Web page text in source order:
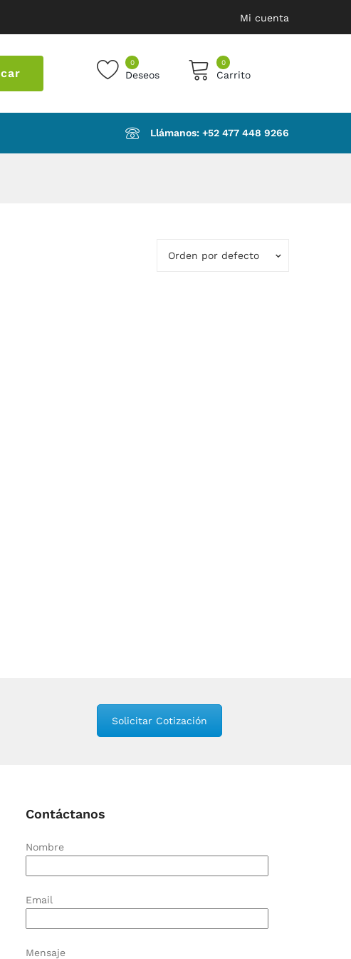
Mi cuenta
0
Deseos
0
Carrito
No products in the cart.
Llámanos: ‪+52 477 448 9266‬
Orden por defecto
Solicitar Cotización
Contáctanos
Nombre
Email
Mensaje